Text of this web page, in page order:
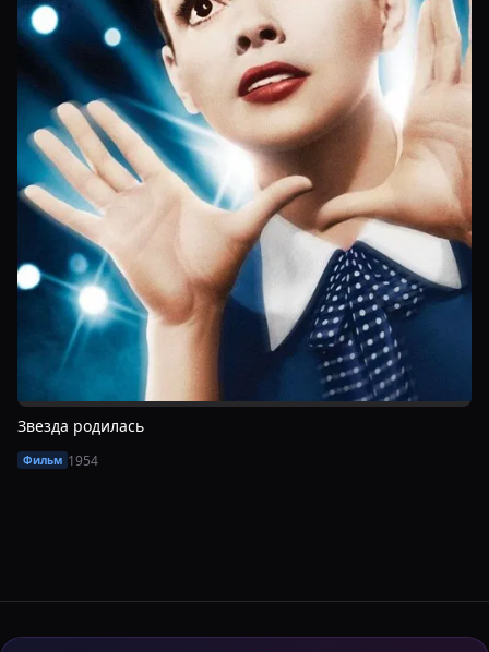
Звезда родилась
Фильм 1954